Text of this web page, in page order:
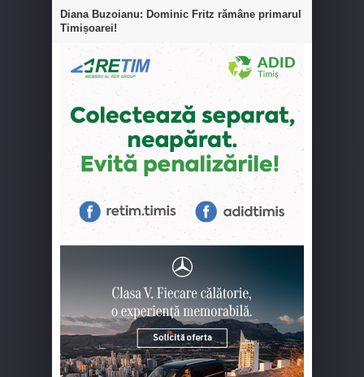
Diana Buzoianu: Dominic Fritz rămâne primarul
Timișoarei!